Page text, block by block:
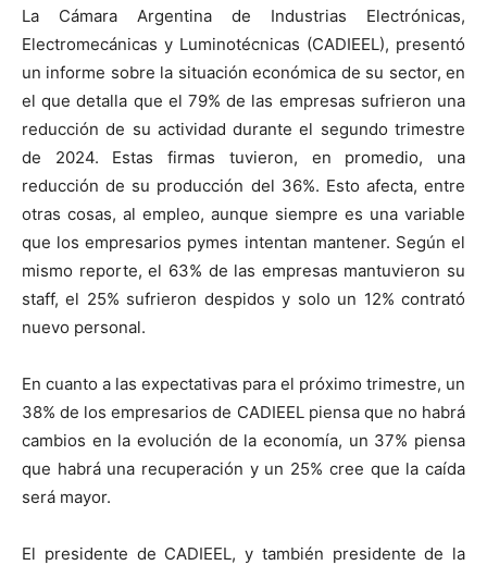
La Cámara Argentina de Industrias Electrónicas,
Electromecánicas y Luminotécnicas (CADIEEL), presentó
un informe sobre la situación económica de su sector, en
el que detalla que el 79% de las empresas sufrieron una
reducción de su actividad durante el segundo trimestre
de 2024. Estas firmas tuvieron, en promedio, una
reducción de su producción del 36%. Esto afecta, entre
otras cosas, al empleo, aunque siempre es una variable
que los empresarios pymes intentan mantener. Según el
mismo reporte, el 63% de las empresas mantuvieron su
staff, el 25% sufrieron despidos y solo un 12% contrató
nuevo personal.
En cuanto a las expectativas para el próximo trimestre, un
38% de los empresarios de CADIEEL piensa que no habrá
cambios en la evolución de la economía, un 37% piensa
que habrá una recuperación y un 25% cree que la caída
será mayor.
El presidente de CADIEEL, y también presidente de la